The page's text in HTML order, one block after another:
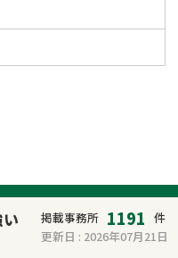
掲載事務所 1191 件
更新日 : 2026年07月21日